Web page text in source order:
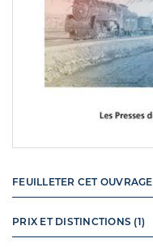
FEUILLETER CET OUVRAGE
PRIX ET DISTINCTIONS (1)